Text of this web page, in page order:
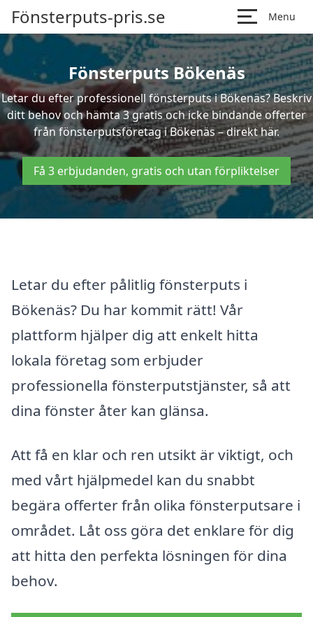
Fönsterputs-pris.se Menu
Fönsterputs Bökenäs
Letar du efter professionell fönsterputs i Bökenäs? Beskriv
ditt behov och hämta 3 gratis och icke bindande offerter
från fönsterputsföretag i Bökenäs – direkt här.
Få 3 erbjudanden, gratis och utan förpliktelser
Letar du efter pålitlig fönsterputs i
Bökenäs? Du har kommit rätt! Vår
plattform hjälper dig att enkelt hitta
lokala företag som erbjuder
professionella fönsterputstjänster, så att
dina fönster åter kan glänsa.
Att få en klar och ren utsikt är viktigt, och
med vårt hjälpmedel kan du snabbt
begära offerter från olika fönsterputsare i
området. Låt oss göra det enklare för dig
att hitta den perfekta lösningen för dina
behov.